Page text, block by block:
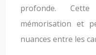
profonde.
mémorisation et
nuances entre les